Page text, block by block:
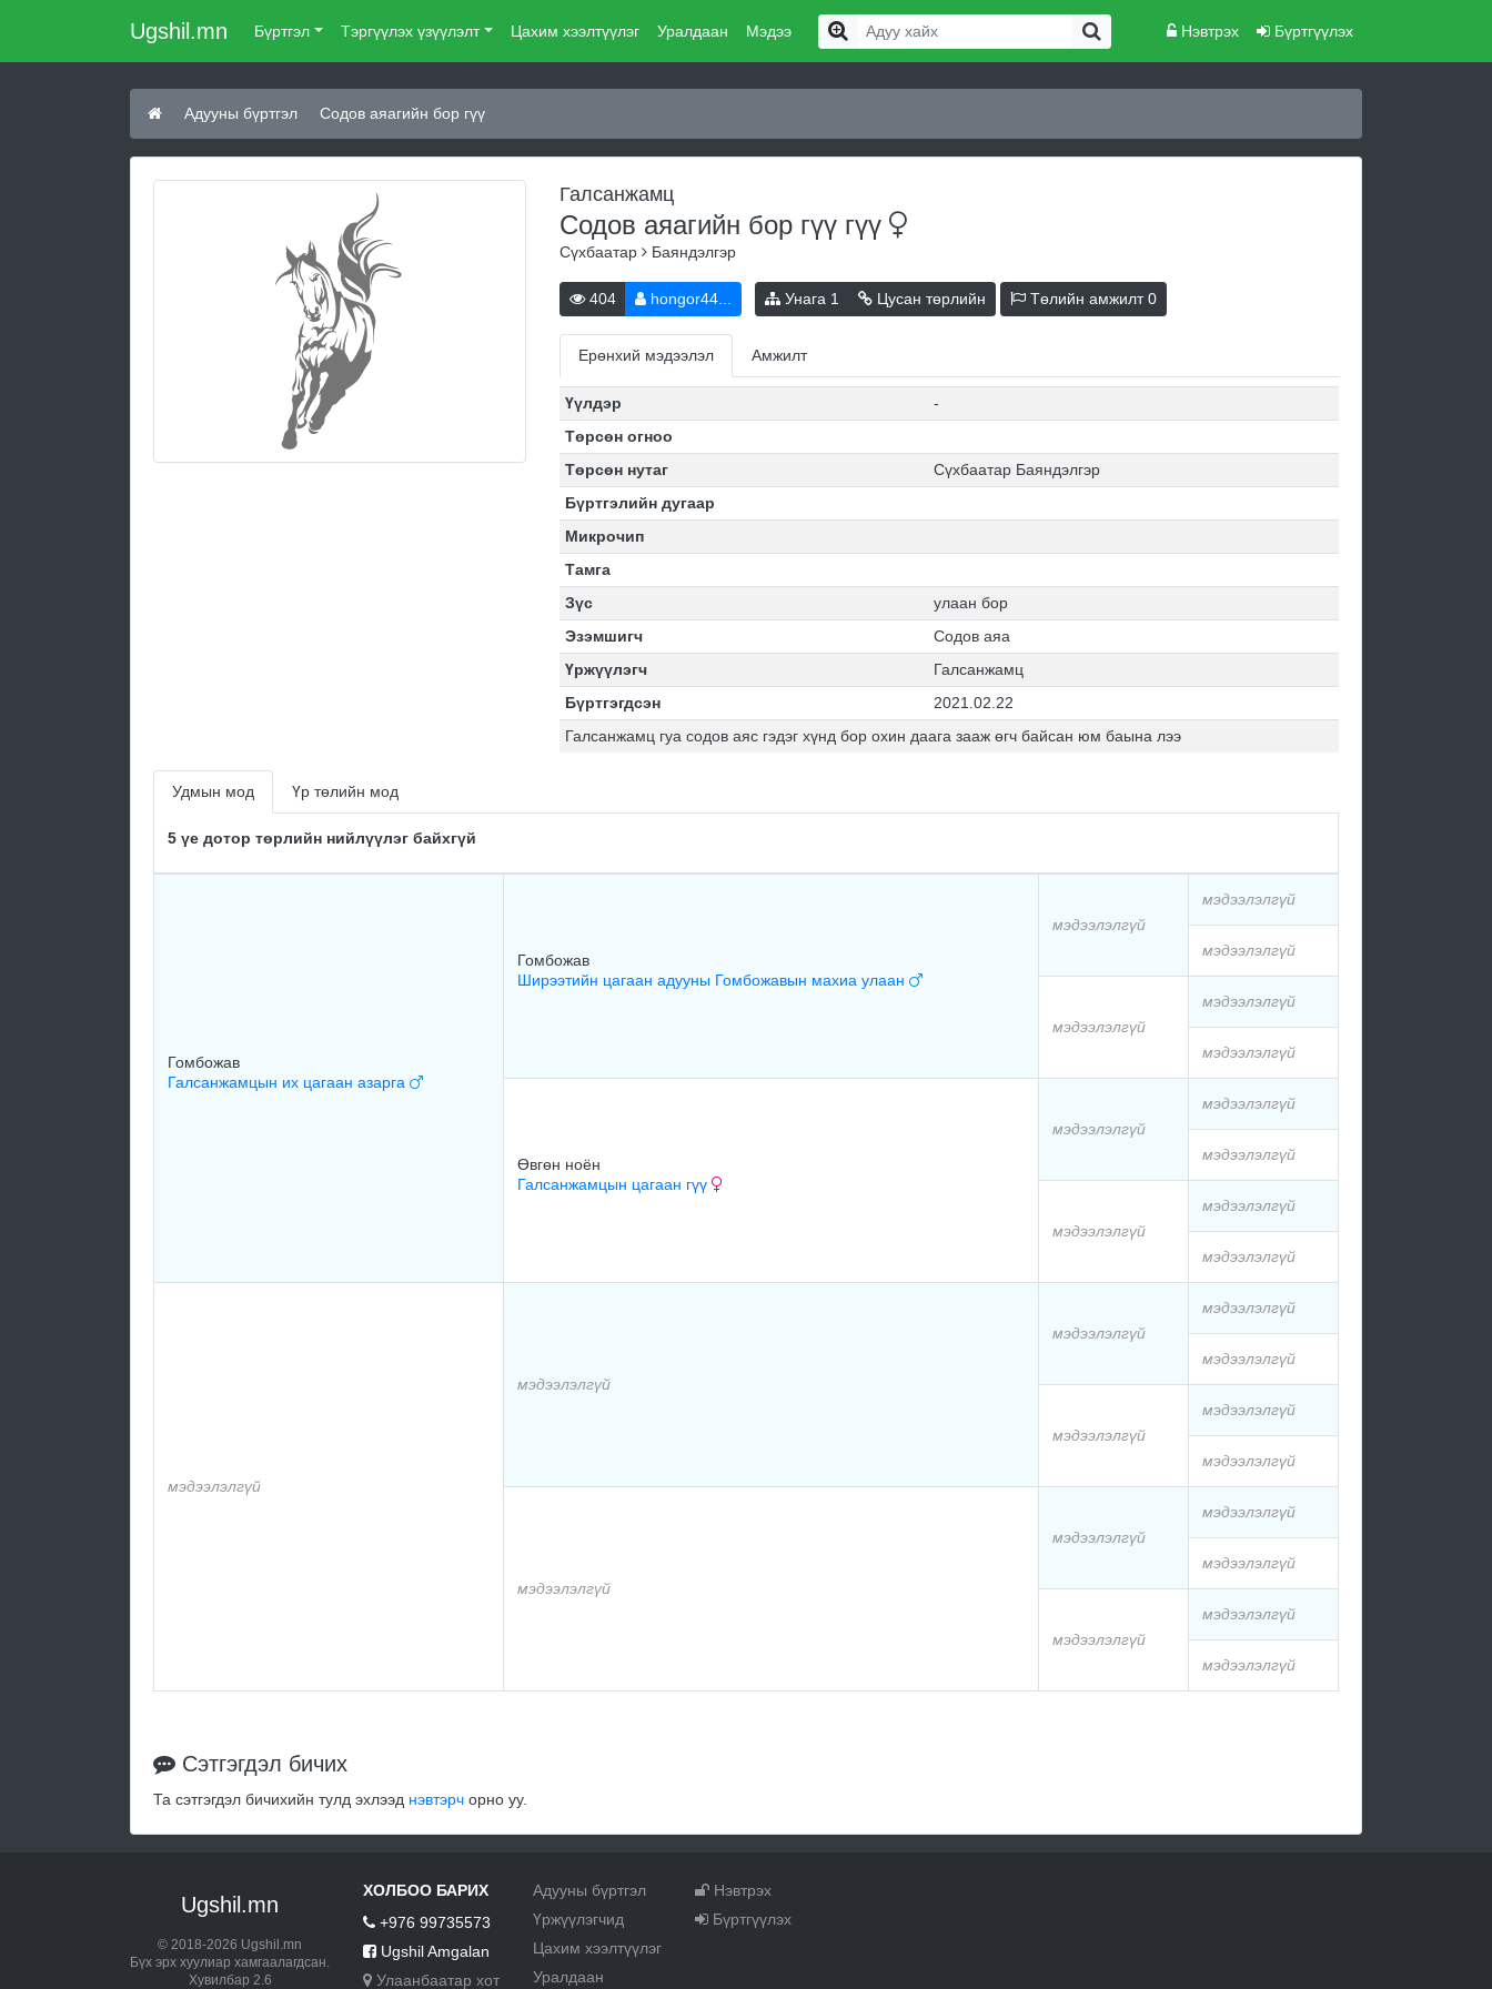
Ugshil.mn Бүртгэл Тэргүүлэх үзүүлэлт Цахим хээлтүүлэг Уралдаан Мэдээ Нэвтрэх Бүртгүүлэх
Адууны бүртгэл Содов аяагийн бор гүү
Галсанжамц
Содов аяагийн бор гүү гүү
Сүхбаатар Баяндэлгэр
404 hongor44... Унага 1 Цусан төрлийн Төлийн амжилт0
Ерөнхий мэдээлэл Амжилт
Үүлдэр
-
Төрсөн огноо
Төрсөн нутаг
Сүхбаатар Баяндэлгэр
Бүртгэлийн дугаар
Микрочип
Тамга
Зүс
улаан бор
Эзэмшигч
Содов аяа
Үржүүлэгч
Галсанжамц
Бүртгэгдсэн
2021.02.22
Галсанжамц гуа содов аяс гэдэг хүнд бор охин даага зааж өгч байсан юм баына лээ
Удмын мод Үр төлийн мод
5 үе дотор төрлийн нийлүүлэг байхгүй
Гомбожав
Галсанжамцын их цагаан азарга
Гомбожав
Ширээтийн цагаан адууны Гомбожавын махиа улаан
мэдээлэлгүй
мэдээлэлгүй
мэдээлэлгүй
мэдээлэлгүй
мэдээлэлгүй
мэдээлэлгүй
Өвгөн ноён
Галсанжамцын цагаан гүү
мэдээлэлгүй
мэдээлэлгүй
мэдээлэлгүй
мэдээлэлгүй
мэдээлэлгүй
мэдээлэлгүй
мэдээлэлгүй
мэдээлэлгүй
мэдээлэлгүй
мэдээлэлгүй
мэдээлэлгүй
мэдээлэлгүй
мэдээлэлгүй
мэдээлэлгүй
мэдээлэлгүй
мэдээлэлгүй
мэдээлэлгүй
мэдээлэлгүй
мэдээлэлгүй
мэдээлэлгүй
мэдээлэлгүй
Сэтгэгдэл бичих
Та сэтгэгдэл бичихийн тулд эхлээд нэвтэрч орно уу.
Ugshil.mn
© 2018-2026 Ugshil.mn
Бүх эрх хуулиар хамгаалагдсан.
Хувилбар 2.6
ХОЛБОО БАРИХ
+976 99735573
Ugshil Amgalan
Улаанбаатар хот
Адууны бүртгэл
Үржүүлэгчид
Цахим хээлтүүлэг
Уралдаан
Нэвтрэх
Бүртгүүлэх